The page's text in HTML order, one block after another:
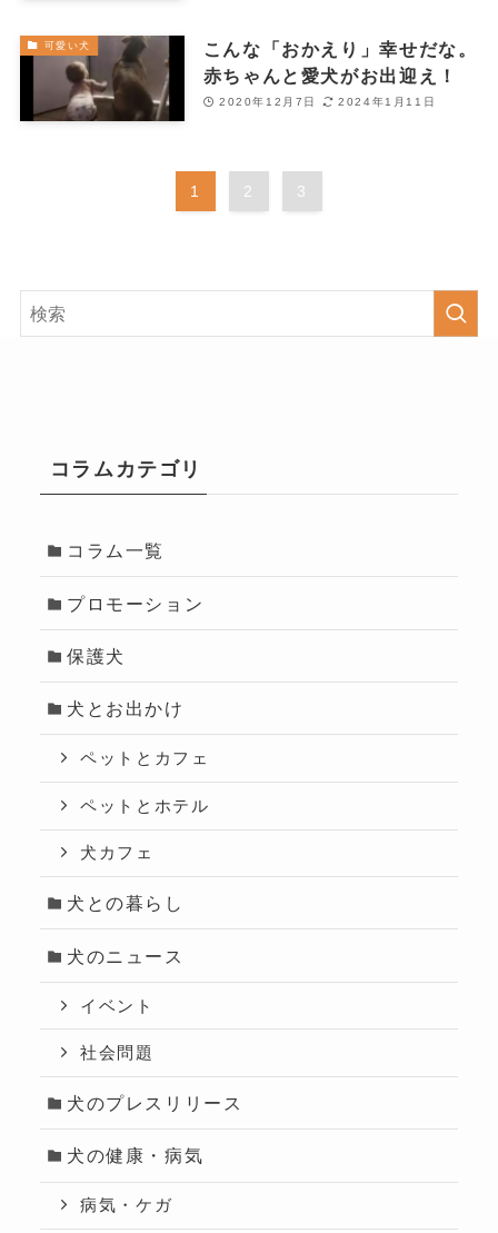
可愛い犬
こんな「おかえり」幸せだな。
赤ちゃんと愛犬がお出迎え！
2020年12月7日 2024年1月11日
1 2 3
コラムカテゴリ
コラム一覧
プロモーション
保護犬
犬とお出かけ
ペットとカフェ
ペットとホテル
犬カフェ
犬との暮らし
犬のニュース
イベント
社会問題
犬のプレスリリース
犬の健康・病気
病気・ケガ